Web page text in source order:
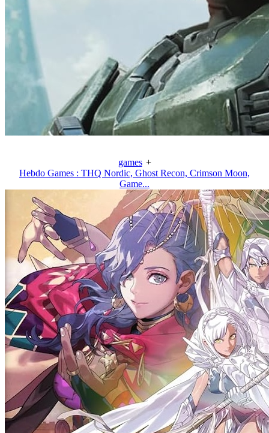
games +
Hebdo Games : THQ Nordic, Ghost Recon, Crimson Moon,
Game...